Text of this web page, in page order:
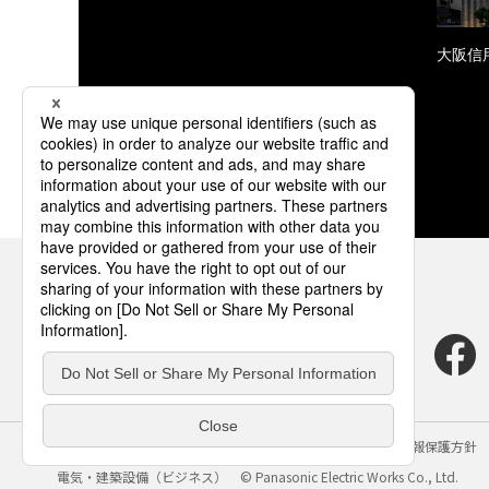
大阪信
サイトのご利用にあたって クッキーポリシー
個人情報保護方針
電気・建築設備（ビジネス）
© Panasonic Electric Works Co., Ltd.